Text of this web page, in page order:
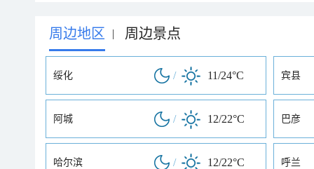
周边地区 | 周边景点
绥化 / 11/24°C 宾县
阿城 / 12/22°C 巴彦
哈尔滨 / 12/22°C 呼兰